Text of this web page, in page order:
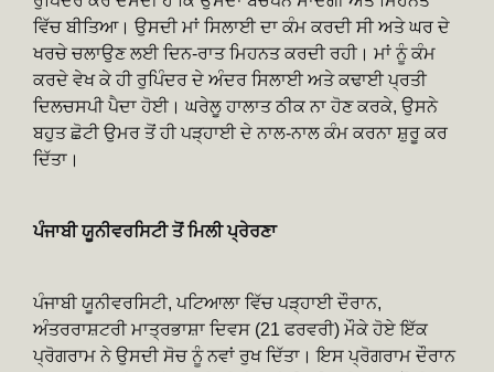
ਵਿੱਚ ਬੀਤਿਆ। ਉਸਦੀ ਮਾਂ ਸਿਲਾਈ ਦਾ ਕੰਮ ਕਰਦੀ ਸੀ ਅਤੇ ਘਰ ਦੇ
ਖਰਚੇ ਚਲਾਉਣ ਲਈ ਦਿਨ-ਰਾਤ ਮਿਹਨਤ ਕਰਦੀ ਰਹੀ। ਮਾਂ ਨੂੰ ਕੰਮ
ਕਰਦੇ ਵੇਖ ਕੇ ਹੀ ਰੁਪਿੰਦਰ ਦੇ ਅੰਦਰ ਸਿਲਾਈ ਅਤੇ ਕਢਾਈ ਪ੍ਰਤੀ
ਦਿਲਚਸਪੀ ਪੈਦਾ ਹੋਈ। ਘਰੇਲੂ ਹਾਲਾਤ ਠੀਕ ਨਾ ਹੋਣ ਕਰਕੇ, ਉਸਨੇ
ਬਹੁਤ ਛੋਟੀ ਉਮਰ ਤੋਂ ਹੀ ਪੜ੍ਹਾਈ ਦੇ ਨਾਲ-ਨਾਲ ਕੰਮ ਕਰਨਾ ਸ਼ੁਰੂ ਕਰ
ਦਿੱਤਾ।
ਪੰਜਾਬੀ ਯੂਨੀਵਰਸਿਟੀ ਤੋਂ ਮਿਲੀ ਪ੍ਰੇਰਣਾ
ਪੰਜਾਬੀ ਯੂਨੀਵਰਸਿਟੀ, ਪਟਿਆਲਾ ਵਿੱਚ ਪੜ੍ਹਾਈ ਦੌਰਾਨ,
ਅੰਤਰਰਾਸ਼ਟਰੀ ਮਾਤ੍ਰਭਾਸ਼ਾ ਦਿਵਸ (21 ਫਰਵਰੀ) ਮੌਕੇ ਹੋਏ ਇੱਕ
ਪ੍ਰੋਗਰਾਮ ਨੇ ਉਸਦੀ ਸੋਚ ਨੂੰ ਨਵਾਂ ਰੁਖ ਦਿੱਤਾ। ਇਸ ਪ੍ਰੋਗਰਾਮ ਦੌਰਾਨ